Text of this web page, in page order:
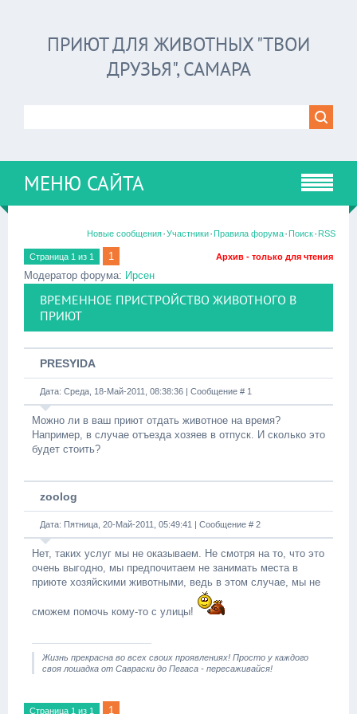
ПРИЮТ ДЛЯ ЖИВОТНЫХ "ТВОИ
ДРУЗЬЯ", САМАРА
МЕНЮ САЙТА
Новые сообщения·Участники·Правила форума·Поиск·RSS
Страница 1 из 1 1 Архив - только для чтения
Модератор форума: Ирсен
ВРЕМЕННОЕ ПРИСТРОЙСТВО ЖИВОТНОГО В
ПРИЮТ
PRESYIDA
Дата: Среда, 18-Май-2011, 08:38:36 | Сообщение # 1
Можно ли в ваш приют отдать животное на время?
Например, в случае отъезда хозяев в отпуск. И сколько это
будет стоить?
zoolog
Дата: Пятница, 20-Май-2011, 05:49:41 | Сообщение # 2
Нет, таких услуг мы не оказываем. Не смотря на то, что это
очень выгодно, мы предпочитаем не занимать места в
приюте хозяйскими животными, ведь в этом случае, мы не
сможем помочь кому-то с улицы!
Жизнь прекрасна во всех своих проявлениях! Просто у каждого
своя лошадка от Савраски до Пегаса - пересаживайся!
Страница 1 из 1 1